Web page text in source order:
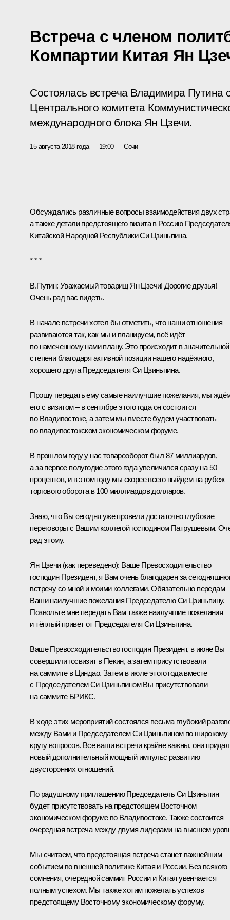
Встреча с членом
Компартии Китая Ян
Состоялась встреча Владимира Путина
Центрального комитета
международного блока Ян Цзечи.
15 августа 2018 года 19:00 Сочи
Обсуждались различные вопросы взаимодействия двух
а также детали предстоящего визита в Россию
Китайской Народной РеспубликиСи Цзиньпина.
* * *
В.Путин: Уважаемый товарищ Ян Цзечи! Дорогие друзья!
Очень рад вас видеть.
В начале встречи хотел бы отметить, что наши отношения
развиваются так, как мы и планируем, всё идёт
по намеченному нами плану. Это происходит в значительной
степени благодаря активной позиции нашего надёжного,
хорошего друга Председателя Си Цзиньпина.
Прошу передать ему самые наилучшие пожелания, мы
его с визитом – в сентябре этого года он состоится
во Владивостоке, а затем мы вместе будем участвовать
во владивостокском экономическом форуме.
В прошлом году у нас товарооборот был 87 миллиардов,
а за первое полугодие этого года увеличился сразу на 50
процентов, и в этом году мы скорее всего выйдем на рубеж
торгового оборота в 100 миллиардов долларов.
Знаю, что Вы сегодня уже провели достаточно глубокие
переговоры с Вашим коллегой господином Патрушевым.
рад этому.
Ян Цзечи (как переведено): Ваше Превосходительство
господин Президент, я Вам очень благодарен за
встречу со мной и моими коллегами. Обязательно передам
Ваши наилучшие пожелания Председателю Си Цзиньпину.
Позвольте мне передать Вам также наилучшие пожелания
и тёплый привет от Председателя Си Цзиньпина.
Ваше Превосходительство господин Президент, в июне Вы
совершили госвизит в Пекин, а затем присутствовали
на саммите в Циндао. Затем в июле этого года вместе
с Председателем Си Цзиньпином Вы присутствовали
на саммите БРИКС.
В ходе этих мероприятий состоялся весьма глубокий
между Вами и Председателем Си Цзиньпином по широкому
кругу вопросов. Все ваши встречи крайне важны, они
новый дополнительный мощный импульс развитию
двусторонних отношений.
По радушному приглашению Председатель Си Цзиньпин
будет присутствовать на предстоящем Восточном
экономическом форуме во Владивостоке. Также состоится
очередная встреча между двумя лидерами на высшем
Мы считаем, что предстоящая встреча станет важнейшим
событием во внешней политике Китая и России. Без всякого
сомнения, очередной саммит России и Китая увенчается
полным успехом. Мы также хотим пожелать успехов
предстоящему Восточному экономическому форуму.